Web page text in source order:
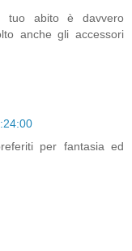
abito è davvero
anche gli accessori
per fantasia ed